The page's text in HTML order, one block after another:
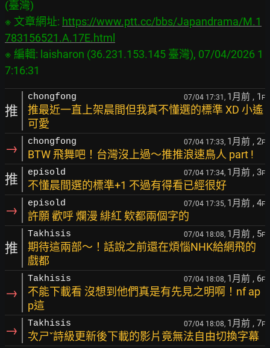
(臺灣)
※ 文章網址: https://www.ptt.cc/bbs/Japandrama/M.1
783156521.A.17E.html
※ 編輯: laisharon (36.231.153.145 臺灣), 07/04/2026 1
推
chongfong 07/04 17:31, 1月前 , 1 F
推最近一直上架晨間但我真不懂選的標準 XD 小遙
可愛
→ chongfong 07/04 17:33, 1月前 , 2F
BTW 飛舞吧！台灣沒上過～推推浪速鳥人 part !
推 episold 07/04 17:34, 1月前 , 3F
不懂晨間選的標準+1 不過有得看已經很好
→ episold 07/04 17:35, 1月前 , 4F
許願 歡呼 爛漫 緋紅 欸都兩個字的
推
Takhisis 07/04 18:08, 1月前 , 5F
期待這兩部～！話說之前還在煩惱NHK給網飛的
戲都
→
Takhisis 07/04 18:08, 1月前 , 6F
不能下載看 沒想到他們真是有先見之明啊！nf ap
p這
→ Takhisis 07/04 18:08, 1月前 , 7F
次ㄕˇ詩級更新後下載的影片竟無法自由切換字幕